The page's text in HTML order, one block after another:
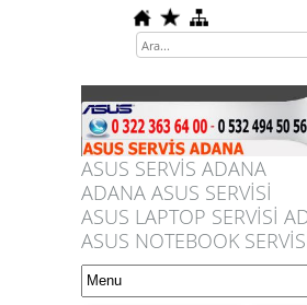
ASUS SERVİS ADANA
ADANA ASUS SERVİSİ
ASUS LAPTOP SERVİSİ
ASUS NOTEBOOK